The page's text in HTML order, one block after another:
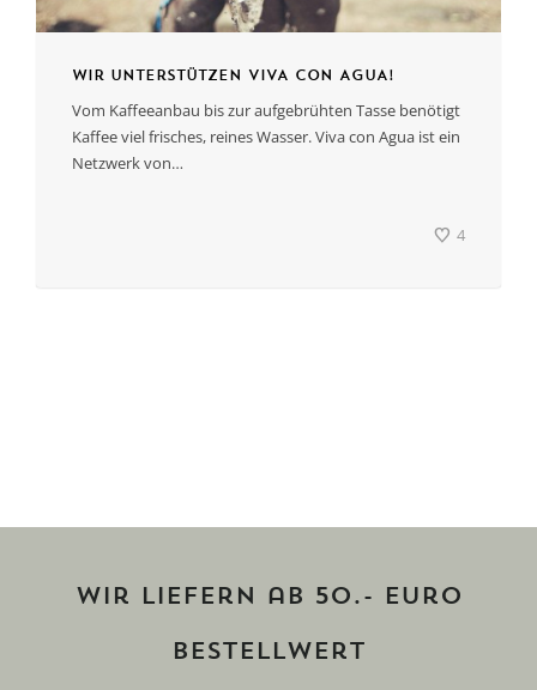
Wir unterstützen VIVA CON AGUA!
Vom Kaffeeanbau bis zur aufgebrühten Tasse benötigt
Kaffee viel frisches, reines Wasser. Viva con Agua ist ein
Netzwerk von…
4
Wir liefern ab 50.- Euro
Bestellwert